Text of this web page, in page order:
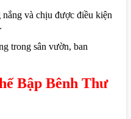
và chịu được điều kiện
trong sân vườn, ban
Bập Bênh Thư